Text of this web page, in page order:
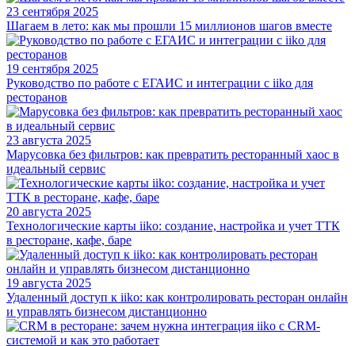
23 сентября 2025
Шагаем в лето: как мы прошли 15 миллионов шагов вместе
19 сентября 2025
Руководство по работе с ЕГАИС и интеграции с iiko для
ресторанов
23 августа 2025
Марусовка без фильтров: как превратить ресторанный хаос в
идеальный сервис
20 августа 2025
Технологические карты iiko: создание, настройка и учет ТТК
в ресторане, кафе, баре
19 августа 2025
Удаленный доступ к iiko: как контролировать ресторан онлайн
и управлять бизнесом дистанционно